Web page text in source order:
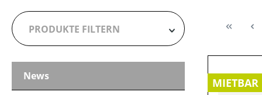
PRODUKTE FILTERN
HERSTELLER
News MIETBAR